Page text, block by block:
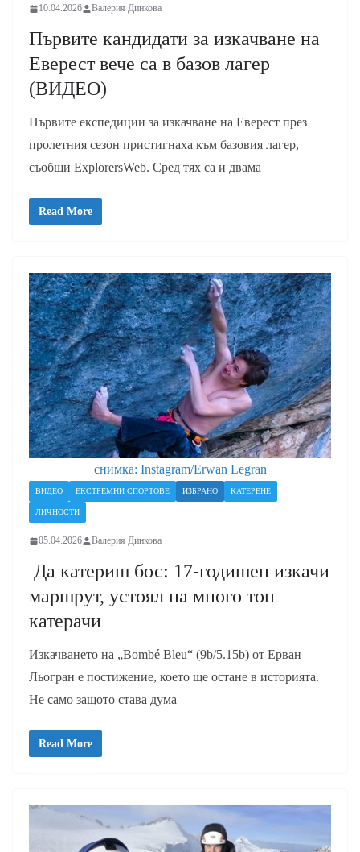
10.04.2026 Валерия Динкова
Първите кандидати за изкачване на
Еверест вече са в базов лагер
(ВИДЕО)
Първите експедиции за изкачване на Еверест през
пролетния сезон пристигнаха към базовия лагер,
съобщи ExplorersWeb. Сред тях са и двама
Read More
снимка: Instagram/Erwan Legran
ВИДЕО ЕКСТРЕМНИ СПОРТОВЕ ИЗБРАНО КАТЕРЕНЕ
ЛИЧНОСТИ
05.04.2026 Валерия Динкова
Да катериш бос: 17-годишен изкачи
маршрут, устоял на много топ
катерачи
Изкачването на „Bombé Bleu“ (9b/5.15b) от Ерван
Льогран е постижение, което ще остане в историята.
Не само защото става дума
Read More